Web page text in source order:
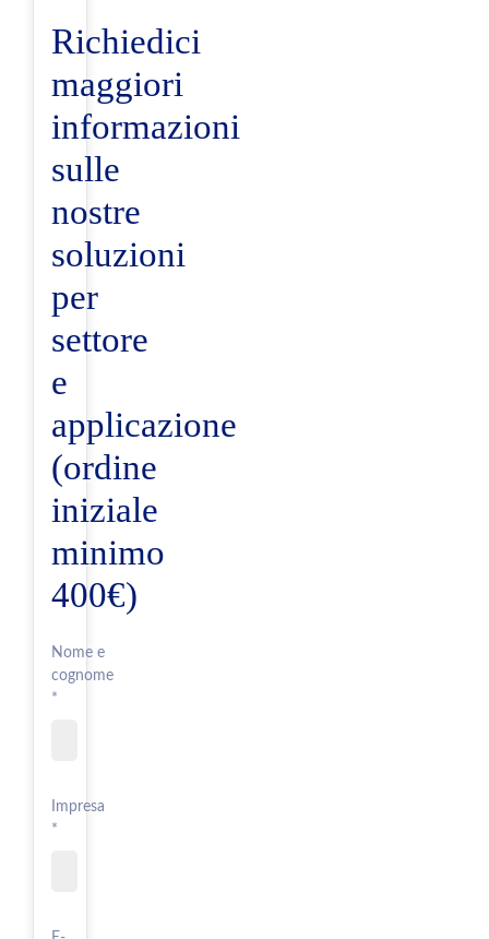
Richiedici
maggiori
informazioni
sulle
nostre
soluzioni
per
settore
e
applicazione
(ordine
iniziale
minimo
400€)
Nome e
cognome
*
Impresa
*